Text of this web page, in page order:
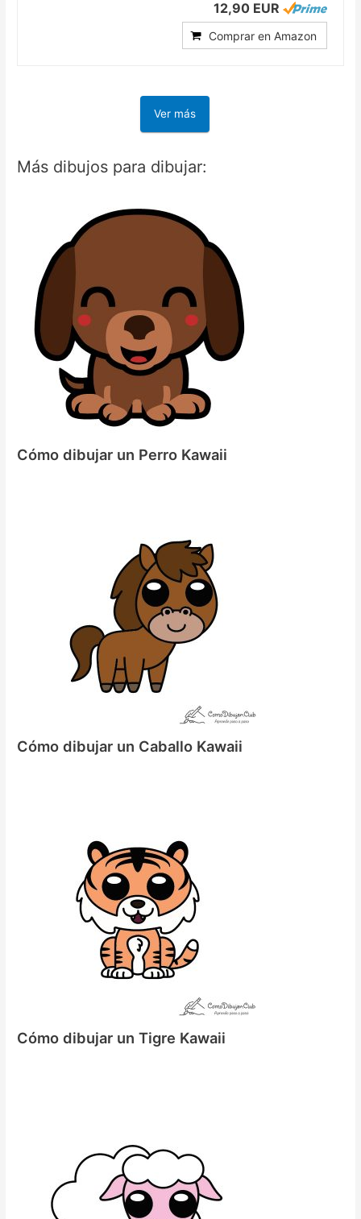
12,90 EUR
Comprar en Amazon
Ver más
Más dibujos para dibujar:
Cómo dibujar un Perro Kawaii
Cómo dibujar un Caballo Kawaii
Cómo dibujar un Tigre Kawaii